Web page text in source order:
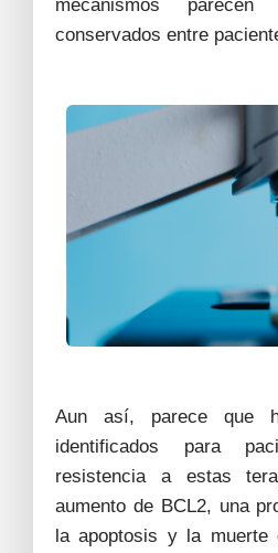
mecanismos
conservados entre
Aun así, parece que
identificados para
resistencia a estas
aumento de BCL2, una
la apoptosis y la muerte